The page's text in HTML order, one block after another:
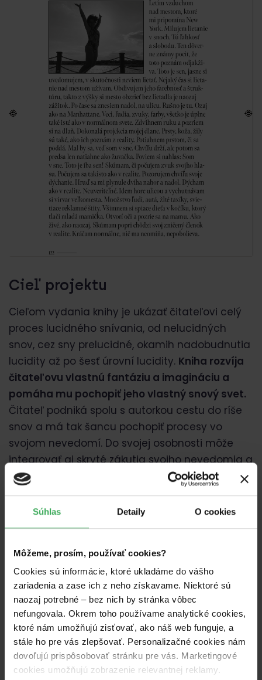
Súhlas Detaily O cookies
Môžeme, prosím, používať cookies?
Cookies sú informácie, ktoré ukladáme do vášho
zariadenia a zase ich z neho získavame. Niektoré sú
naozaj potrebné – bez nich by stránka vôbec
nefungovala. Okrem toho používame analytické cookies,
ktoré nám umožňujú zisťovať, ako náš web funguje, a
stále ho pre vás zlepšovať. Personalizačné cookies nám
dovoľujú prispôsobovať stránku pre vás. Marketingové
cookies umožňujú zobrazenie relevantnej reklamy.
Cieľ projektu
Cieľom vydania knihy je ukázať čitateľovi celý
proces lucidného snívania, od nelucidných
snov, cez sny prelucidné, okamih nadobudnutia
lucidity až po šesť úrovní lucidity. Kniha rozvíja
čitateľovu vlastnú fantáziu a imagináciu a
pomáha mu pochopiť jeho vlastný snový svet.
Čitateľ podniká spolu s autorkou cestu do ríše
snov a má tak šancu pochopiť procesy vo
svojom nevedomí. Do svojej osobnosti môže
integrovať aj skryté zákutia svojho nevedomia a
stať sa tak celistvejšou bytosťou.